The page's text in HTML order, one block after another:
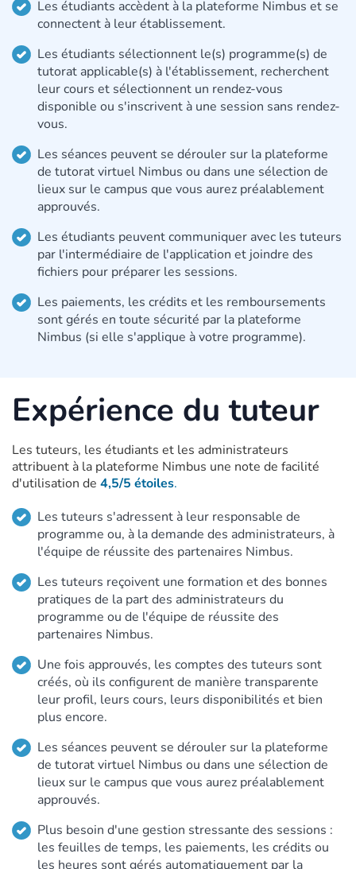
Les étudiants accèdent à la plateforme Nimbus et se
connectent à leur établissement.
Les étudiants sélectionnent le(s) programme(s) de
tutorat applicable(s) à l'établissement, recherchent
leur cours et sélectionnent un rendez-vous
disponible ou s'inscrivent à une session sans rendez-
vous.
Les séances peuvent se dérouler sur la plateforme
de tutorat virtuel Nimbus ou dans une sélection de
lieux sur le campus que vous aurez préalablement
approuvés.
Les étudiants peuvent communiquer avec les tuteurs
par l'intermédiaire de l'application et joindre des
fichiers pour préparer les sessions.
Les paiements, les crédits et les remboursements
sont gérés en toute sécurité par la plateforme
Nimbus (si elle s'applique à votre programme).
Expérience du tuteur
Les tuteurs, les étudiants et les administrateurs
attribuent à la plateforme Nimbus une note de facilité
d'utilisation de 4,5/5 étoiles.
Les tuteurs s'adressent à leur responsable de
programme ou, à la demande des administrateurs, à
l'équipe de réussite des partenaires Nimbus.
Les tuteurs reçoivent une formation et des bonnes
pratiques de la part des administrateurs du
programme ou de l'équipe de réussite des
partenaires Nimbus.
Une fois approuvés, les comptes des tuteurs sont
créés, où ils configurent de manière transparente
leur profil, leurs cours, leurs disponibilités et bien
plus encore.
Les séances peuvent se dérouler sur la plateforme
de tutorat virtuel Nimbus ou dans une sélection de
lieux sur le campus que vous aurez préalablement
approuvés.
Plus besoin d'une gestion stressante des sessions :
les feuilles de temps, les paiements, les crédits ou
les heures sont gérés automatiquement par la